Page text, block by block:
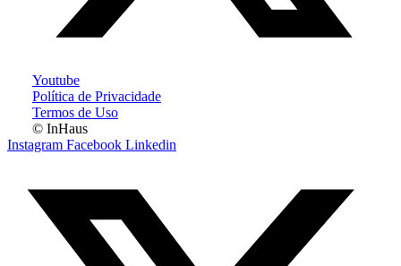
Youtube
Política de Privacidade
Termos de Uso
© InHaus
Instagram Facebook Linkedin